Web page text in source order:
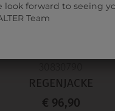
REGENJACKE
€ 96,90
look forward to seeing
Team